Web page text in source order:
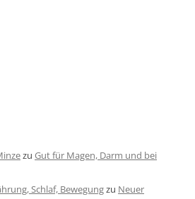
zu Gut für Magen, Darm und bei
Schlaf, Bewegungzu Neuer